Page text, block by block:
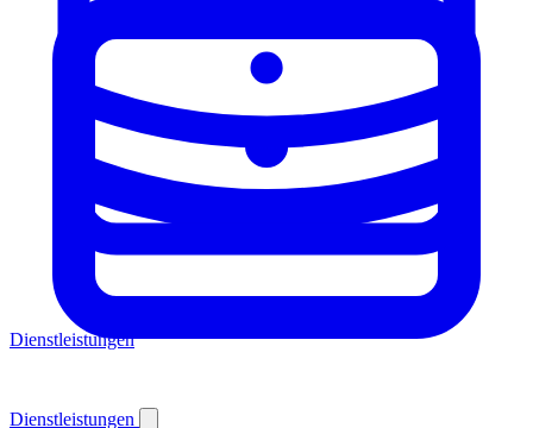
Dienstleistungen
Dienstleistungen